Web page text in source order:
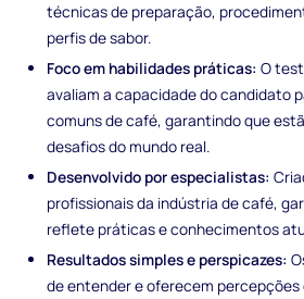
técnicas de preparação,
perfis de sabor.
Foco em habilidades práticas: O
avaliam a capacidade do candidato
comuns de café, garantindo que
desafios do mundo real.
Desenvolvido por especialistas:
profissionais da indústria de café,
reflete práticas e conhecimentos
Resultados simples e perspicazes:
de entender e oferecem percepções